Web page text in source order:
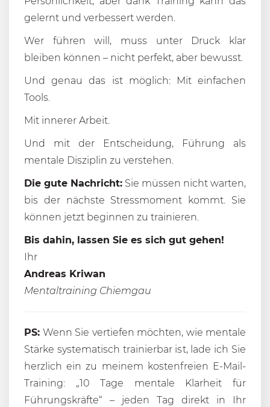
gelernt und verbessert werden.
Wer führen will, muss unter Druck klar
bleiben können – nicht perfekt, aber bewusst.
Und genau das ist möglich: Mit einfachen
Tools.
Mit innerer Arbeit.
Und mit der Entscheidung, Führung als
mentale Disziplin zu verstehen.
Die gute Nachricht: Sie müssen nicht warten,
bis der nächste Stressmoment kommt. Sie
können jetzt beginnen zu trainieren.
Bis dahin, lassen Sie es sich gut gehen!
Ihr
Andreas Kriwan
Mentaltraining Chiemgau
PS: Wenn Sie vertiefen möchten, wie mentale
Stärke systematisch trainierbar ist, lade ich Sie
herzlich ein zu meinem kostenfreien E-Mail-
Training: „10 Tage mentale Klarheit für
Führungskräfte“ – jeden Tag direkt in Ihr